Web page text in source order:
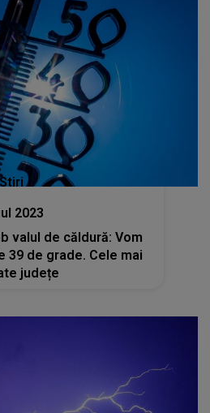
Stiri
2023
valul de căldură: Vom
39 de grade. Cele mai
județe